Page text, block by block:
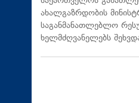
ახალგაზრდობის
საგანმანათლებლო
ხელმძღვანელებს